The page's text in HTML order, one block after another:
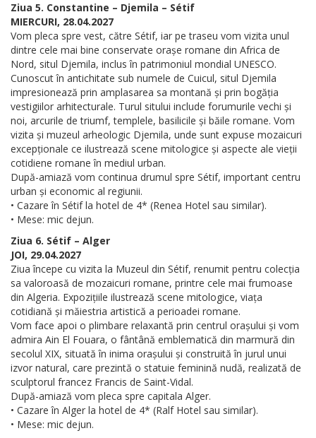
Ziua 5. Constantine – Djemila – Sétif
MIERCURI, 28.04.2027
Vom pleca spre vest, către Sétif, iar pe traseu vom vizita unul
dintre cele mai bine conservate orașe romane din Africa de
Nord, situl Djemila, inclus în patrimoniul mondial UNESCO.
Cunoscut în antichitate sub numele de Cuicul, situl Djemila
impresionează prin amplasarea sa montană și prin bogăția
vestigiilor arhitecturale. Turul sitului include forumurile vechi și
noi, arcurile de triumf, templele, basilicile și băile romane. Vom
vizita și muzeul arheologic Djemila, unde sunt expuse mozaicuri
excepționale ce ilustrează scene mitologice și aspecte ale vieții
cotidiene romane în mediul urban.
După-amiază vom continua drumul spre Sétif, important centru
urban și economic al regiunii.
• Cazare în Sétif la hotel de 4* (Renea Hotel sau similar).
• Mese: mic dejun.
Ziua 6. Sétif – Alger
JOI, 29.04.2027
Ziua începe cu vizita la Muzeul din Sétif, renumit pentru colecția
sa valoroasă de mozaicuri romane, printre cele mai frumoase
din Algeria. Expozițiile ilustrează scene mitologice, viața
cotidiană și măiestria artistică a perioadei romane.
Vom face apoi o plimbare relaxantă prin centrul orașului și vom
admira Ain El Fouara, o fântână emblematică din marmură din
secolul XIX, situată în inima orașului și construită în jurul unui
izvor natural, care prezintă o statuie feminină nudă, realizată de
sculptorul francez Francis de Saint-Vidal.
După-amiază vom pleca spre capitala Alger.
• Cazare în Alger la hotel de 4* (Ralf Hotel sau similar).
• Mese: mic dejun.